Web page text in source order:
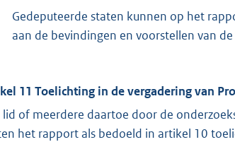
Gedeputeerde staten kunnen op het
aan de bevindingen en voorstellen van
11 Toelichting in de vergadering van
lid of meerdere daartoe door de
het rapport als bedoeld in artikel 10